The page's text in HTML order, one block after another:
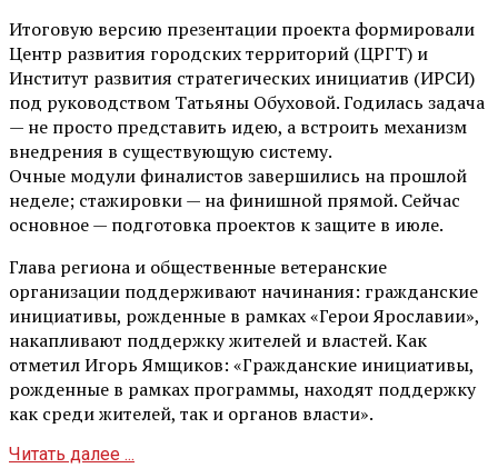
Итоговую версию презентации проекта формировали
Центр развития городских территорий (ЦРГТ) и
Институт развития стратегических инициатив (ИРСИ)
под руководством Татьяны Обуховой. Годилась задача
— не просто представить идею, а встроить механизм
внедрения в существующую систему.
Очные модули финалистов завершились на прошлой
неделе; стажировки — на финишной прямой. Сейчас
основное — подготовка проектов к защите в июле.
Глава региона и общественные ветеранские
организации поддерживают начинания: гражданские
инициативы, рожденные в рамках «Герои Ярославии»,
накапливают поддержку жителей и властей. Как
отметил Игорь Ямщиков: «Гражданские инициативы,
рожденные в рамках программы, находят поддержку
как среди жителей, так и органов власти».
Читать далее ...